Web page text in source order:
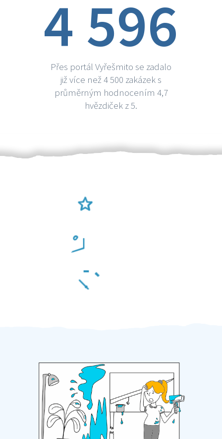
4 596
Přes portál Vyřešmito se zadalo
již více než 4 500 zakázek s
průměrným hodnocením 4,7
hvězdiček z 5.